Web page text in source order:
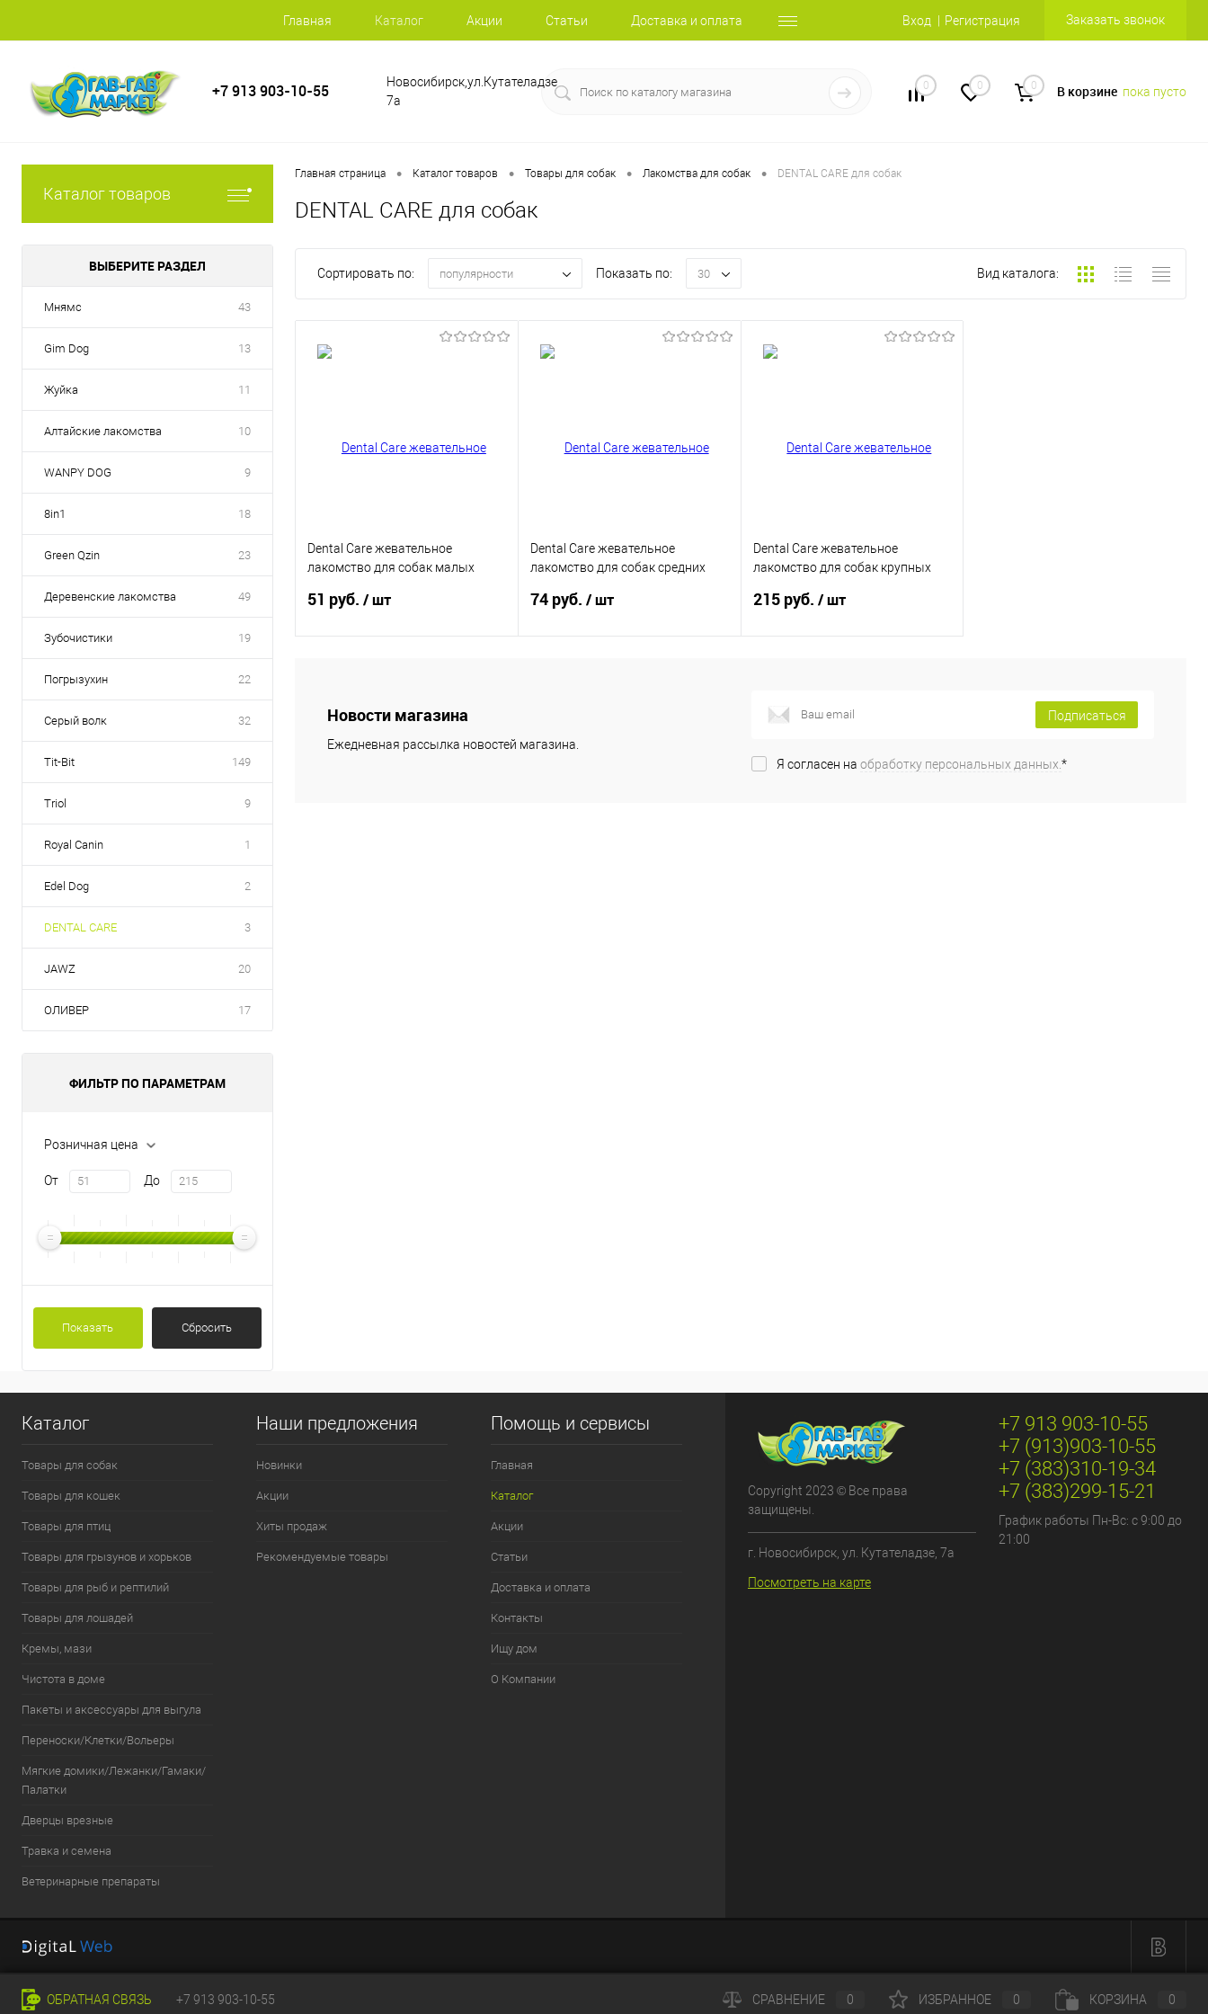
Главная Каталог Акции Статьи Доставка и оплата Вход Регистрация Заказать звонок
+7 913 903-10-55
Новосибирск,ул.Кутателадзе
7а
0 0 0 В корзине пока пусто
Каталог товаров
ВЫБЕРИТЕ РАЗДЕЛ
Мнямс 43
Gim Dog 13
Жуйка 11
Алтайские лакомства 10
WANPY DOG 9
8in1 18
Green Qzin 23
Деревенские лакомства 49
Зубочистики 19
Погрызухин 22
Серый волк 32
Tit-Bit 149
Triol 9
Royal Canin 1
Edel Dog 2
DENTAL CARE 3
JAWZ 20
ОЛИВЕР 17
ФИЛЬТР ПО ПАРАМЕТРАМ
Розничная цена
От До
Показать Сбросить
Главная страница • Каталог товаров • Товары для собак • Лакомства для собак • DENTAL CARE для собак
DENTAL CARE для собак
Сортировать по: популярности Показать по: 30 Вид каталога:
Dental Care жевательное
лакомство для собак малых
51 руб. / шт
Купить в 1 клик
В избранное
Dental Care жевательное
лакомство для собак средних
74 руб. / шт
В избранное
Dental Care жевательное
лакомство для собак крупных
215 руб. / шт
Купить в 1 клик
Новости магазина
Ежедневная рассылка новостей магазина.
Подписаться
Я согласен на обработку персональных данных. *
Каталог
Товары для собак
Товары для кошек
Товары для птиц
Товары для грызунов и хорьков
Товары для рыб и рептилий
Товары для лошадей
Кремы, мази
Чистота в доме
Пакеты и аксессуары для выгула
Переноски/Клетки/Вольеры
Мягкие домики/Лежанки/Гамаки/
Палатки
Дверцы врезные
Травка и семена
Ветеринарные препараты
Наши предложения
Новинки
Акции
Хиты продаж
Рекомендуемые товары
Помощь и сервисы
Главная
Каталог
Акции
Статьи
Доставка и оплата
Контакты
Ищу дом
О Компании
Copyright 2023 © Все права
защищены.
г. Новосибирск, ул. Кутателадзе, 7а
Посмотреть на карте
+7 913 903-10-55
+7 (913)903-10-55
+7 (383)310-19-34
+7 (383)299-15-21
График работы Пн-Вс: с 9:00 до
21:00
ОБРАТНАЯ СВЯЗЬ +7 913 903-10-55 СРАВНЕНИЕ 0 ИЗБРАННОЕ 0 КОРЗИНА 0